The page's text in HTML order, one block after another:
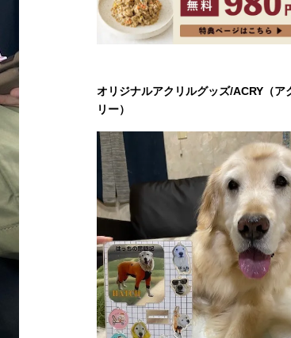
オリジナルアクリルグッズ/ACRY（ア
リー）